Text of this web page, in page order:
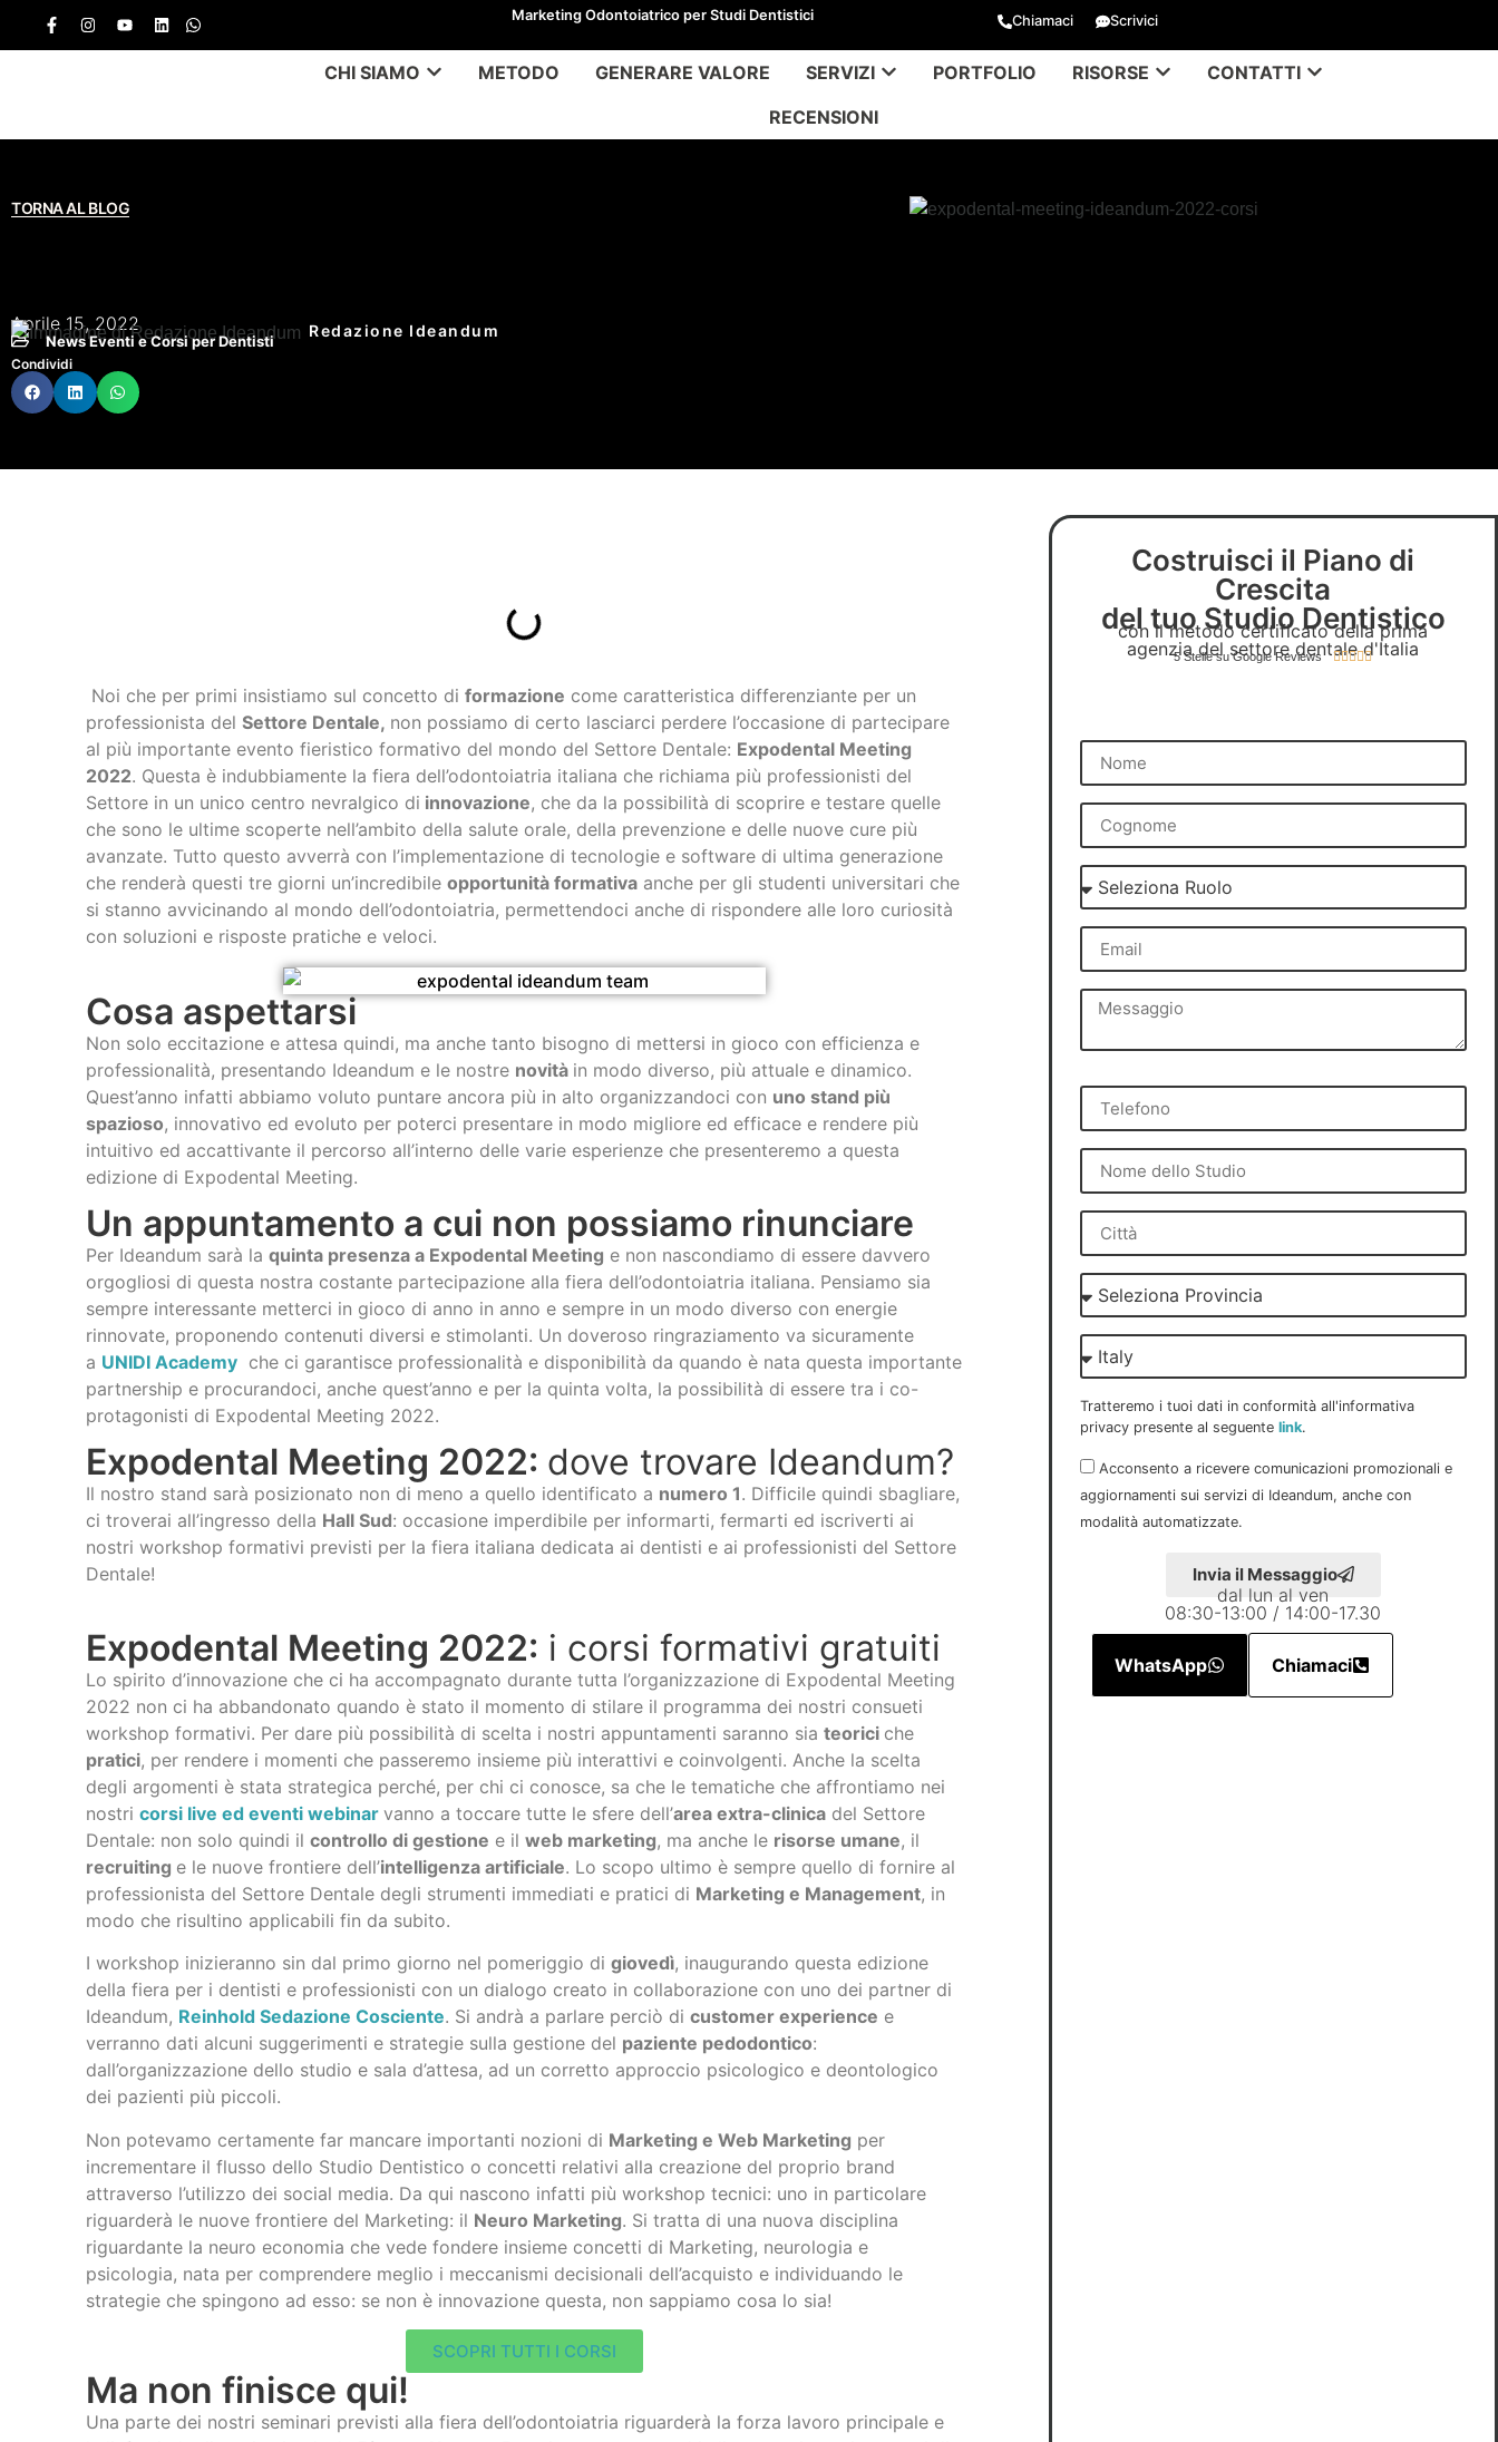
Marketing Odontoiatrico per Studi Dentistici Chiamaci Scrivici
CHI SIAMO METODO GENERARE VALORE SERVIZI PORTFOLIO RISORSE
CONTATTI
RECENSIONI
TORNA AL BLOG
Aprile 15, 2022 Redazione Ideandum
News Eventi e Corsi per Dentisti
Condividi
Noi che per primi insistiamo sul concetto diformazione come caratteristica differenziante per un
professionista delSettore Dentale, non possiamo di certo lasciarci perdere l’occasione di partecipare
al più importante evento fieristico formativo del mondo del Settore Dentale: Expodental Meeting
2022. Questa è indubbiamente la fiera dell’odontoiatria italiana che richiama più professionisti del
Settore in un unico centro nevralgico di innovazione, che da la possibilità di scoprire e testare quelle
che sono le ultime scoperte nell’ambito della salute orale, della prevenzione e delle nuove cure più
avanzate. Tutto questo avverrà con l’implementazione di tecnologie e software di ultima generazione
che renderà questi tre giorni un’incredibileopportunità formativa anche per gli studenti universitari che
si stanno avvicinando al mondo dell’odontoiatria, permettendoci anche di rispondere alle loro curiosità
con soluzioni e risposte pratiche e veloci.
Cosa aspettarsi
Non solo eccitazione e attesa quindi, ma anche tanto bisogno di mettersi in gioco con efficienza e
professionalità, presentando Ideandum e le nostre novità in modo diverso, più attuale e dinamico.
Quest’anno infatti abbiamo voluto puntare ancora più in alto organizzandoci con uno stand più
spazioso, innovativo ed evoluto per poterci presentare in modo migliore ed efficace e rendere più
intuitivo ed accattivante il percorso all’interno delle varie esperienze che presenteremo a questa
edizione di Expodental Meeting.
Un appuntamento a cui non possiamo rinunciare
Per Ideandum sarà laquinta presenza a Expodental Meeting e non nascondiamo di essere davvero
orgogliosi di questa nostra costante partecipazione alla fiera dell’odontoiatria italiana. Pensiamo sia
sempre interessante metterci in gioco di anno in anno e sempre in un modo diverso con energie
rinnovate, proponendo contenuti diversi e stimolanti. Un doveroso ringraziamento va sicuramente
a UNIDI Academy che ci garantisce professionalità e disponibilità da quando è nata questa importante
partnership e procurandoci, anche quest’anno e per la quinta volta, la possibilità di essere tra i co-
protagonisti di Expodental Meeting 2022.
Expodental Meeting 2022: dove trovare Ideandum?
Il nostro stand sarà posizionato non di meno a quello identificato a numero 1. Difficile quindi sbagliare,
ci troverai all’ingresso della Hall Sud: occasione imperdibile per informarti, fermarti ed iscriverti ai
nostri workshop formativi previsti per la fiera italiana dedicata ai dentisti e ai professionisti del Settore
Dentale!
Expodental Meeting 2022: i corsi formativi gratuiti
Lo spirito d’innovazione che ci ha accompagnato durante tutta l’organizzazione di Expodental Meeting
2022 non ci ha abbandonato quando è stato il momento di stilare il programma dei nostri consueti
workshop formativi. Per dare più possibilità di scelta i nostri appuntamenti saranno siateorici che
pratici, per rendere i momenti che passeremo insieme più interattivi e coinvolgenti. Anche la scelta
degli argomenti è stata strategica perché, per chi ci conosce, sa che le tematiche che affrontiamo nei
nostricorsi live ed eventi webinarvanno a toccare tutte le sfere dell’area extra-clinica del Settore
Dentale: non solo quindi ilcontrollo di gestione e ilweb marketing, ma anche le risorse umane, il
recruiting e le nuove frontiere dell’intelligenza artificiale. Lo scopo ultimo è sempre quello di fornire al
professionista del Settore Dentale degli strumenti immediati e pratici di Marketing e Management, in
modo che risultino applicabili fin da subito.
I workshop inizieranno sin dal primo giorno nel pomeriggio digiovedì, inaugurando questa edizione
della fiera per i dentisti e professionisti con un dialogo creato in collaborazione con uno dei partner di
Ideandum, Reinhold Sedazione Cosciente. Si andrà a parlare perciò dicustomer experience e
verranno dati alcuni suggerimenti e strategie sulla gestione del paziente pedodontico:
dall’organizzazione dello studio e sala d’attesa, ad un corretto approccio psicologico e deontologico
dei pazienti più piccoli.
Non potevamo certamente far mancare importanti nozioni di Marketing e Web Marketing per
incrementare il flusso dello Studio Dentistico o concetti relativi alla creazione del proprio brand
attraverso l’utilizzo dei social media. Da qui nascono infatti più workshop tecnici: uno in particolare
riguarderà le nuove frontiere del Marketing: il Neuro Marketing. Si tratta di una nuova disciplina
riguardante la neuro economia che vede fondere insieme concetti di Marketing, neurologia e
psicologia, nata per comprendere meglio i meccanismi decisionali dell’acquisto e individuando le
strategie che spingono ad esso: se non è innovazione questa, non sappiamo cosa lo sia!
SCOPRI TUTTI I CORSI
Ma non finisce qui!
Una parte dei nostri seminari previsti alla fiera dell’odontoiatria riguarderà la forza lavoro principale e
Costruisci il Piano di
Crescita
del tuo Studio Dentistico
con il metodo certificato della prima
agenzia del settore dentale d'Italia
5 Stelle su Google Reviews 
Tratteremo i tuoi dati in conformità all'informativa
privacy presente al seguente link.
Acconsento a ricevere comunicazioni promozionali e
aggiornamenti sui servizi di Ideandum, anche con
modalità automatizzate.
Invia il Messaggio
dal lun al ven
08:30-13:00 / 14:00-17.30
WhatsApp Chiamaci